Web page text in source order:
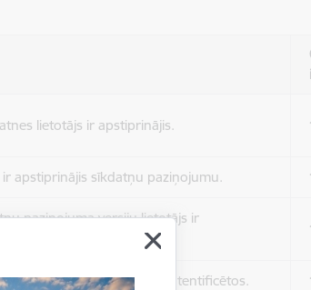
lietotājs ir apstiprinājis.
apstiprinājis sīkdatņu paziņojumu.
paziņojuma versiju lietotājs ir
administratoriem, lai autentificētos.